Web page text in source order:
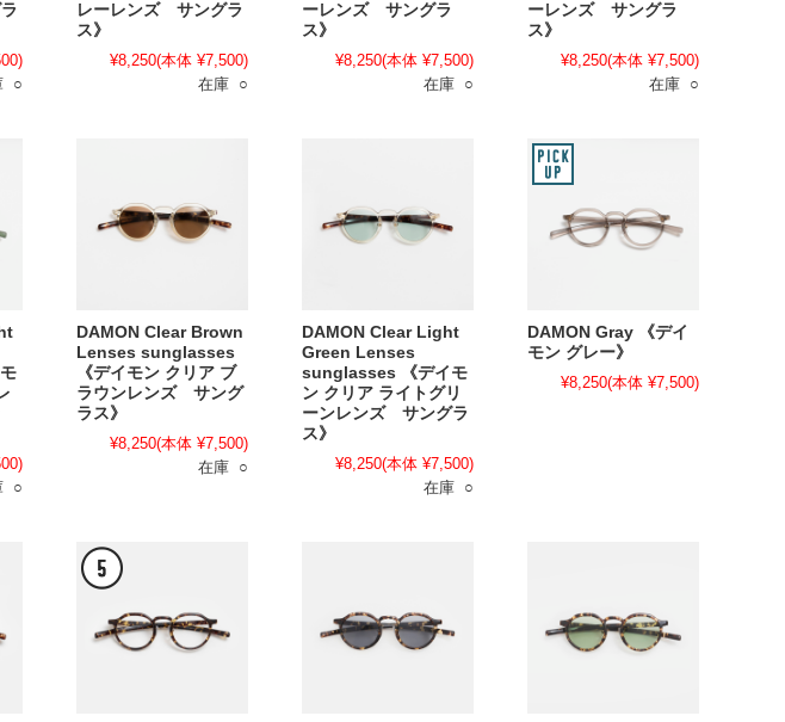
○
レーレンズ サングラ
ス》
¥8,250(本体 ¥7,500)
在庫 ○
ーレンズ サングラ
ス》
¥8,250(本体 ¥7,500)
在庫 ○
ーレンズ サングラ
ス》
¥8,250(本体 ¥7,500)
在庫 ○
○
DAMON Clear Brown
Lenses sunglasses
《デイモン クリア ブ
ラウンレンズ サング
ラス》
¥8,250(本体 ¥7,500)
在庫 ○
DAMON Clear Light
Green Lenses
sunglasses 《デイモ
ン クリア ライトグリ
ーンレンズ サングラ
ス》
¥8,250(本体 ¥7,500)
在庫 ○
DAMON Gray 《デイ
モン グレー》
¥8,250(本体 ¥7,500)